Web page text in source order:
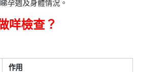
孕週及身體情況。
咩檢查？
作用